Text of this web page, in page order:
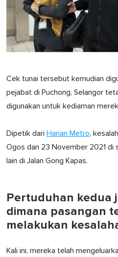
Cek tunai tersebut kemudian
pejabat di Puchong, Selangor
digunakan untuk kediaman
Dipetik dari Harian Metro,
Ogos dan 23 November 2021 di
lain di Jalan Gong Kapas.
Pertuduhan kedua
dimana pasangan
melakukan
Kali ini, mereka telah